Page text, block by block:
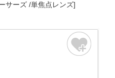
サーズ /単焦点レンズ]